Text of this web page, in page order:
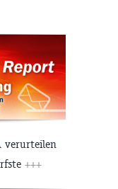
verurteilen
+++